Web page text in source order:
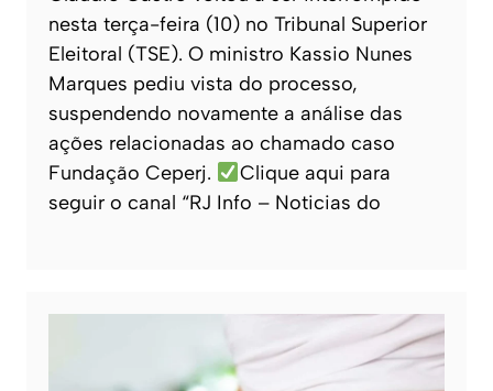
nesta terça-feira (10) no Tribunal Superior
Eleitoral (TSE). O ministro Kassio Nunes
Marques pediu vista do processo,
suspendendo novamente a análise das
ações relacionadas ao chamado caso
Fundação Ceperj.
Clique aqui para
seguir o canal “RJ Info – Noticias do